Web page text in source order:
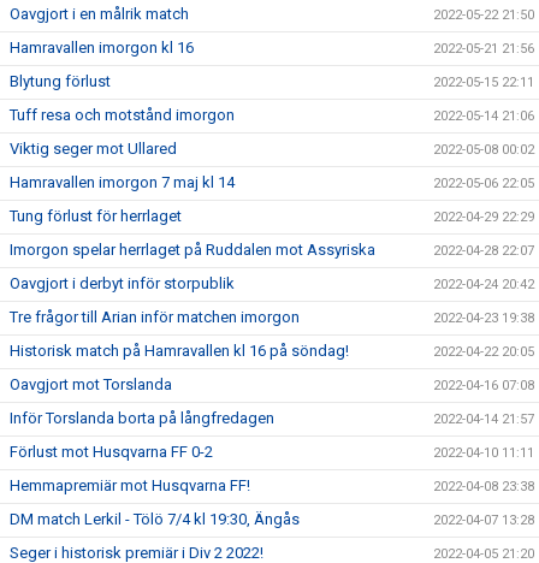
Oavgjort i en målrik match 2022-05-22 21:50
Hamravallen imorgon kl 16 2022-05-21 21:56
Blytung förlust 2022-05-15 22:11
Tuff resa och motstånd imorgon 2022-05-14 21:06
Viktig seger mot Ullared 2022-05-08 00:02
Hamravallen imorgon 7 maj kl 14 2022-05-06 22:05
Tung förlust för herrlaget 2022-04-29 22:29
Imorgon spelar herrlaget på Ruddalen mot Assyriska 2022-04-28 22:07
Oavgjort i derbyt inför storpublik 2022-04-24 20:42
Tre frågor till Arian inför matchen imorgon 2022-04-23 19:38
Historisk match på Hamravallen kl 16 på söndag! 2022-04-22 20:05
Oavgjort mot Torslanda 2022-04-16 07:08
Inför Torslanda borta på långfredagen 2022-04-14 21:57
Förlust mot Husqvarna FF 0-2 2022-04-10 11:11
Hemmapremiär mot Husqvarna FF! 2022-04-08 23:38
DM match Lerkil - Tölö 7/4 kl 19:30, Ängås 2022-04-07 13:28
Seger i historisk premiär i Div 2 2022! 2022-04-05 21:20